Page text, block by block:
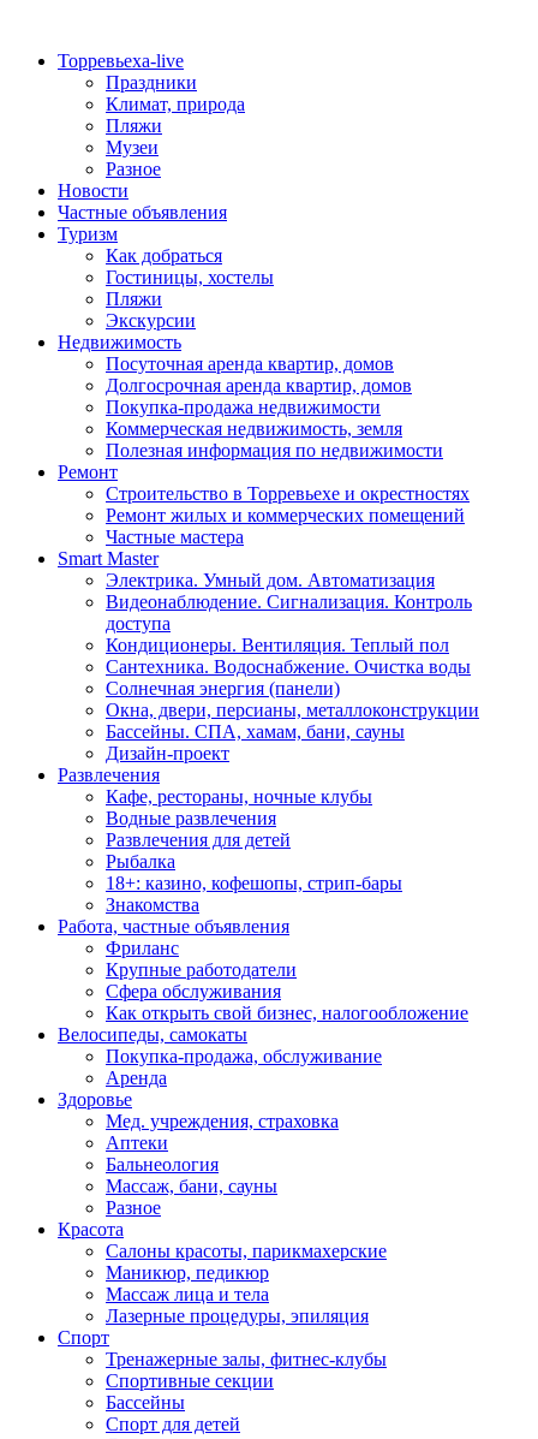
Торревьеха-live
Праздники
Климат, природа
Пляжи
Музеи
Разное
Новости
Частные объявления
Туризм
Как добраться
Гостиницы, хостелы
Пляжи
Экскурсии
Недвижимость
Посуточная аренда квартир, домов
Долгосрочная аренда квартир, домов
Покупка-продажа недвижимости
Коммерческая недвижимость, земля
Полезная информация по недвижимости
Ремонт
Строительство в Торревьехе и окрестностях
Ремонт жилых и коммерческих помещений
Частные мастера
Smart Master
Электрика. Умный дом. Автоматизация
Видеонаблюдение. Сигнализация. Контроль
доступа
Кондиционеры. Вентиляция. Теплый пол
Сантехника. Водоснабжение. Очистка воды
Солнечная энергия (панели)
Окна, двери, персианы, металлоконструкции
Бассейны. СПА, хамам, бани, сауны
Дизайн-проект
Развлечения
Кафе, рестораны, ночные клубы
Водные развлечения
Развлечения для детей
Рыбалка
18+: казино, кофешопы, стрип-бары
Знакомства
Работа, частные объявления
Фриланс
Крупные работодатели
Сфера обслуживания
Как открыть свой бизнес, налогообложение
Велосипеды, самокаты
Покупка-продажа, обслуживание
Аренда
Здоровье
Мед. учреждения, страховка
Аптеки
Бальнеология
Массаж, бани, сауны
Разное
Красота
Салоны красоты, парикмахерские
Маникюр, педикюр
Массаж лица и тела
Лазерные процедуры, эпиляция
Спорт
Тренажерные залы, фитнес-клубы
Спортивные секции
Бассейны
Спорт для детей